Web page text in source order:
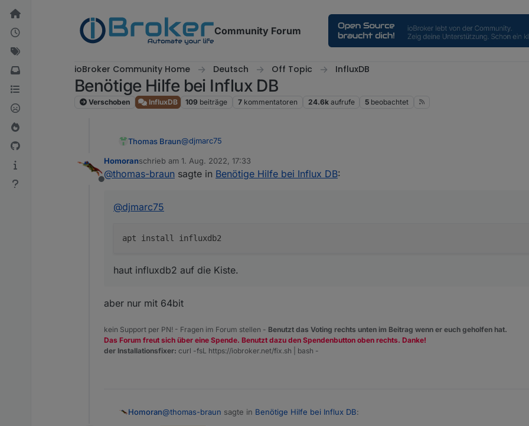
Weiter zum Inhalt
Community Forum
ioBroker Community Home Deutsch Off Topic InfluxDB
Benötige Hilfe bei Influx DB
Verschoben InfluxDB 109 beiträge 7 kommentatoren 24.6k aufrufe 5 beobachtet
Thomas Braun@djmarc75
Offline
Homoranschrieb am 1. Aug. 2022, 17:33
zuletzt editiert von
@thomas-braun sagte in Benötige Hilfe bei Influx DB:
@djmarc75
haut influxdb2 auf die Kiste.
aber nur mit 64bit
kein Support per PN! - Fragen im Forum stellen - Benutzt das Voting rechts unten im Beitrag wenn er euch geholfen hat.
Das Forum freut sich über eine Spende. Benutzt dazu den Spendenbutton oben rechts. Danke!
der Installationsfixer: curl -fsL https://iobroker.net/fix.sh | bash -
Homoran@thomas-braun sagte in Benötige Hilfe bei Influx DB: